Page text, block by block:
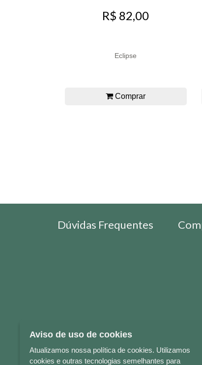
R$ 82,00
Eclipse
Comprar
Dúvidas Frequentes
Aviso de uso de cookies
Atualizamos nossa política de cookies. Utilizamos
cookies e outras tecnologias semelhantes para